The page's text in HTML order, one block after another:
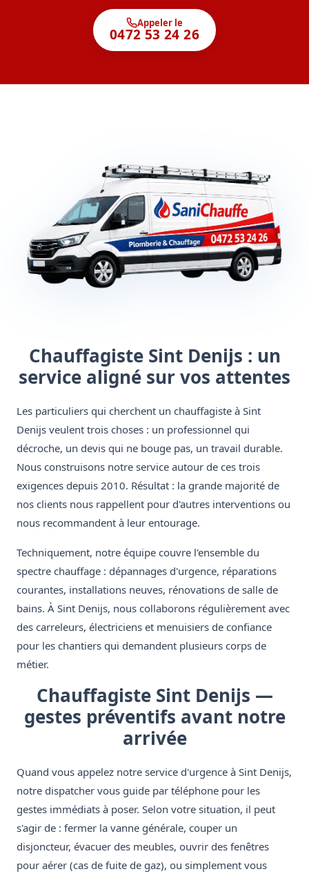
Appeler le
0472 53 24 26
Chauffagiste Sint Denijs : un
service aligné sur vos attentes
Les particuliers qui cherchent un chauffagiste à Sint
Denijs veulent trois choses : un professionnel qui
décroche, un devis qui ne bouge pas, un travail durable.
Nous construisons notre service autour de ces trois
exigences depuis 2010. Résultat : la grande majorité de
nos clients nous rappellent pour d'autres interventions ou
nous recommandent à leur entourage.
Techniquement, notre équipe couvre l'ensemble du
spectre chauffage : dépannages d'urgence, réparations
courantes, installations neuves, rénovations de salle de
bains. À Sint Denijs, nous collaborons régulièrement avec
des carreleurs, électriciens et menuisiers de confiance
pour les chantiers qui demandent plusieurs corps de
métier.
Chauffagiste Sint Denijs —
gestes préventifs avant notre
arrivée
Quand vous appelez notre service d'urgence à Sint Denijs,
notre dispatcher vous guide par téléphone pour les
gestes immédiats à poser. Selon votre situation, il peut
s'agir de : fermer la vanne générale, couper un
disjoncteur, évacuer des meubles, ouvrir des fenêtres
pour aérer (cas de fuite de gaz), ou simplement vous